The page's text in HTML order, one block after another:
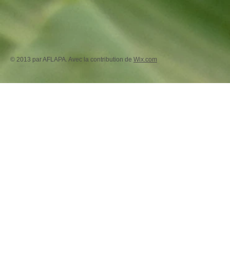
© 2013 par AFLAPA. Avec la contribution de Wix.com